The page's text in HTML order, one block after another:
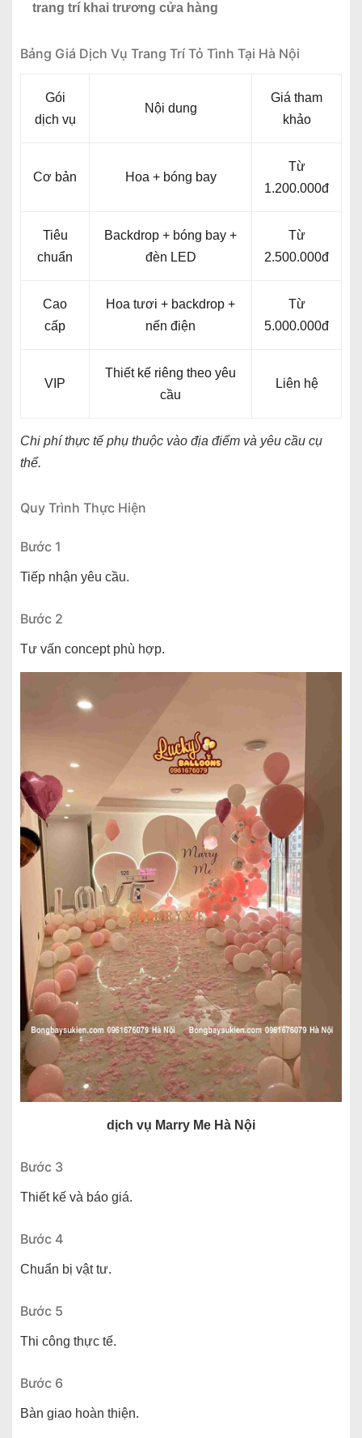
trang trí khai trương cửa hàng
Bảng Giá Dịch Vụ Trang Trí Tỏ Tình Tại Hà Nội
Gói
dịch vụ
Nội dung
Giá tham
khảo
Cơ bản Hoa + bóng bay
Từ
1.200.000đ
Tiêu
chuẩn
Backdrop + bóng bay +
đèn LED
Từ
2.500.000đ
Cao
cấp
Hoa tươi + backdrop +
nến điện
Từ
5.000.000đ
VIP
Thiết kế riêng theo yêu
cầu
Liên hệ
Chi phí thực tế phụ thuộc vào địa điểm và yêu cầu cụ
thể.
Quy Trình Thực Hiện
Bước 1
Tiếp nhận yêu cầu.
Bước 2
Tư vấn concept phù hợp.
dịch vụ Marry Me Hà Nội
Bước 3
Thiết kế và báo giá.
Bước 4
Chuẩn bị vật tư.
Bước 5
Thi công thực tế.
Bước 6
Bàn giao hoàn thiện.